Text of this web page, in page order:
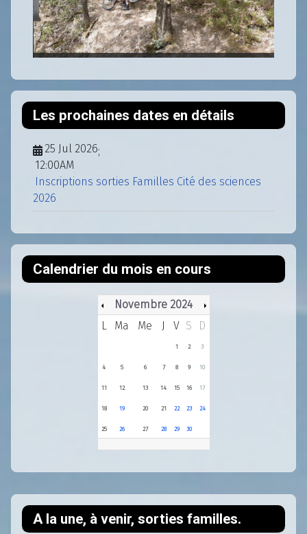
A la une, à venir, sorties familles.
Les prochaines dates en détails
25 Jul 2026;
12:00AM
Inscriptions sorties Familles Cité des sciences
2026
Calendrier du mois en cours
Novembre 2024
L
Ma Me J V S D
1 2 3
4 5 6 7 8 9 10
11 12 13 14 15 16 17
18 19 20 21 22 23 24
25 26 27 28 29 30